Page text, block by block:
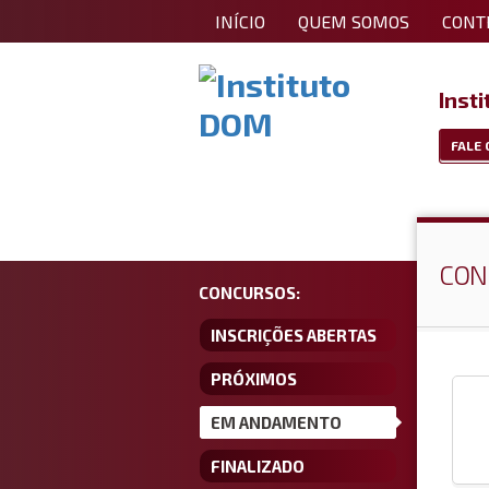
INÍCIO QUEM SOMOS
FALE
CONCURSOS:
INSCRIÇÕES ABERTAS
PRÓXIMOS
CONCURSOS
EM ANDAMENTO
FINALIZADO